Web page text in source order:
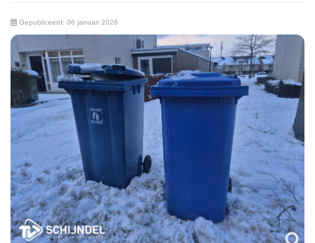
Gepubliceerd: 06 januari 2026